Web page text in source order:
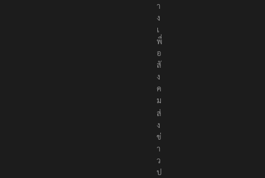
า
ง
เ
พื่
อ
สั
ง
ค
ม
ส่
ง
ข่
า
ว
ป